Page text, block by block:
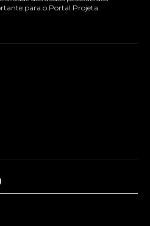
para o Portal Projeta.